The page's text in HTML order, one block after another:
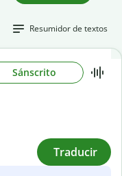
Resumidor de textos
Sánscrito
Traducir